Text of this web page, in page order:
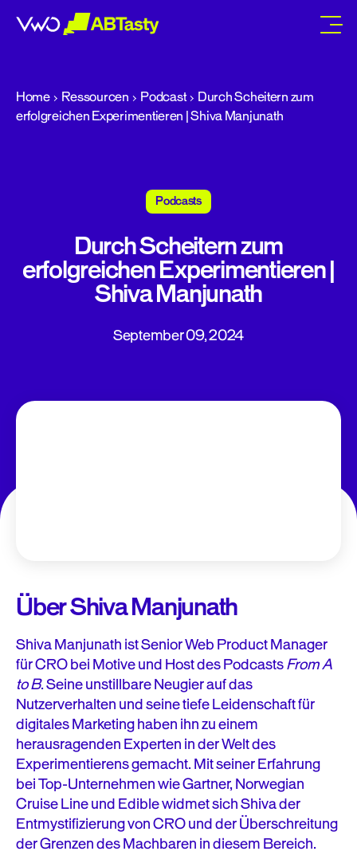
Home Ressourcen Podcast
Durch Scheitern zum
erfolgreichen Experimentieren | Shiva Manjunath
Podcasts
Durch Scheitern zum
erfolgreichen Experimentieren |
Shiva Manjunath
September 09, 2024
Über Shiva Manjunath
Shiva Manjunath ist Senior Web Product Manager
für CRO bei Motive und Host des PodcastsFrom A
to B. Seine unstillbare Neugier auf das
Nutzerverhalten und seine tiefe Leidenschaft für
digitales Marketing haben ihn zu einem
herausragenden Experten in der Welt des
Experimentierens gemacht. Mit seiner Erfahrung
bei Top-Unternehmen wie Gartner, Norwegian
Cruise Line und Edible widmet sich Shiva der
Entmystifizierung von CRO und der Überschreitung
der Grenzen des Machbaren in diesem Bereich.